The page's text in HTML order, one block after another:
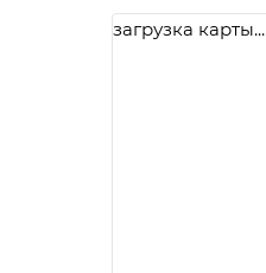
загрузка карты...